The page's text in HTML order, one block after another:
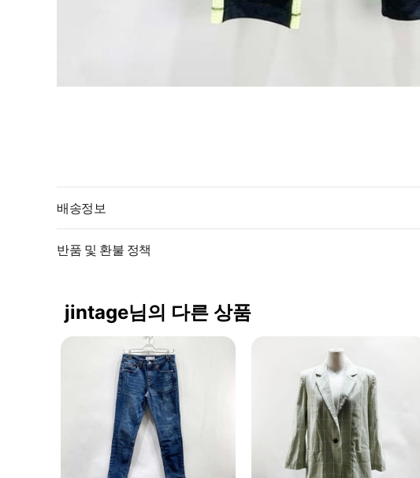
배송정보
반품 및 환불 정책
jintage님의 다른 상품